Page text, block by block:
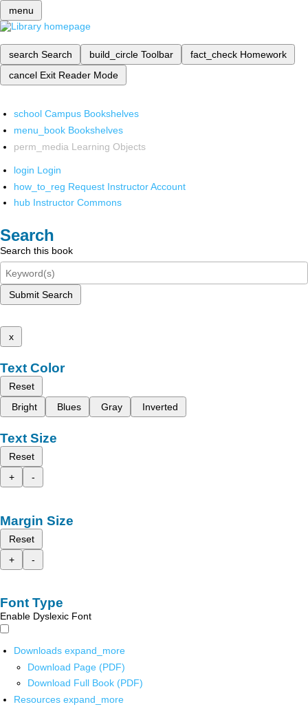
menu
search Search build_circle Toolbar fact_check Homework
cancel Exit Reader Mode
school Campus Bookshelves
menu_book Bookshelves
perm_media Learning Objects
login Login
how_to_reg Request Instructor Account
hub Instructor Commons
Search
Search this book
Submit Search
x
Text Color
Reset
Bright
Blues Gray Inverted
Text Size
Reset
+
-
Margin Size
Reset
+
-
Font Type
Enable Dyslexic Font
Downloads expand_more
Download Page (PDF)
Download Full Book (PDF)
Resources expand_more